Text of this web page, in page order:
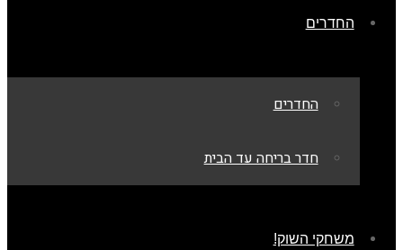
החדרים
החדרים
חדר בריחה עד הבית
משחקי השוק!